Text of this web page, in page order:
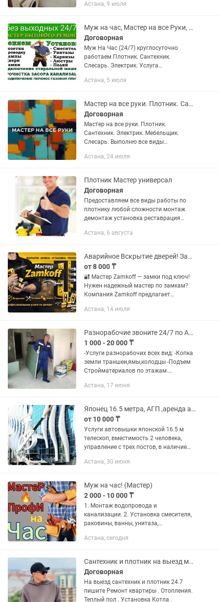
качественно и аккуратно. Для
Астана, 9 июля
Муж на час, Мастер на все Руки, город Астана, Тепловизор (утечка воды, газ)
Договорная
Муж На Час (24/7) круглосуточно
работаем Плотник. Сантехник.
Слесарь. Электрик. Услуга
под полой и стеной, газа и воздуха).
и...
Астана, 5 июля
Мастер на все руки. Плотник. Сантехник. Электрик. Мебельщик. Слесарь.
Договорная
Мастер на все руки. Плотник.
Сантехник. Электрик. Мебельщик.
Слесарь. Выполню всe виды
мебельщика , услуги caнтеxникa, уcлуги
балконов и...
Астана, 24 июля
Плотник Мастер универсал
Договорная
Предоставляем все виды работы по
плотнику любой сложности монтаж
демонтаж установка реставрация
Установка замков С материал
сердцевин с...
Астана, 6 августа
Аварийное Вскрытие дверей! Замена, ремонт, установка замков!
от 8 000 ₸
🔐 Мастер Zamkoff — замки под ключ!
Нужен надежный мастер по замкам?
Компания Zamkoff предлагает
дверных замков без повреждений ✅
✅...
Астана, 14 июля
Разнорабочие звоните 24/7 по Астане
1 000 - 20 000 ₸
-Услуги разнорабочих всех вид: -Копка
земли траншеи,ямы,колодцы -Подъем
Стройматериалов по этажам.
территории. -Вывоз мусора,хламов,ст
Астана, 17 июня
Японец 16.5 метра, АГП ,аренда автовышки, услуги автовышки, вышка,автовышка
от 10 000 ₸
Услуги автовышки японской 16.5 м
телескоп, вместимость 2 человека,
управление с трех постов, в наличие
600 кг., оператор опытный. ИП
Астана, 30 июня
Муж на час! (Мастер)
2 000 - 10 000 ₸
1. Монтаж водопровода и
канализации. 2. Установка смесителя,
раковины, ванны, унитаза,
посуд. машины. и т.д 3. Подключение
Установка...
Астана, сегодня
Сантехник и плотник на выезд муж на час
Договорная
На выезд сантехник и плотник 24.7
пишите Ремонт квартиры . Отопления.
Теплый пол . Установка Котла .